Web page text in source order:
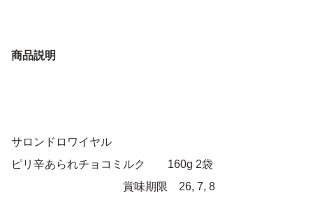
商品説明
サロンドロワイヤル
ピリ辛あられチョコミルク 160g 2袋
賞味期限 26, 7, 8